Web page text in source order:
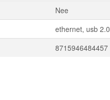
Nee
ethernet, usb 2.0
8715946484457